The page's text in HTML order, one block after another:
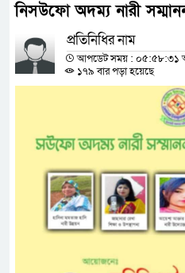
নিসউফো অদম্য নারী
প্রতিনিধির নাম
আপডেট সময় : ০৫:৫৮:৩১
১৭৯ বার পড়া হয়েছে